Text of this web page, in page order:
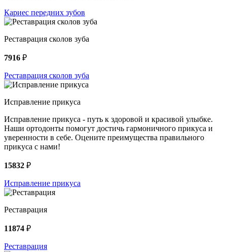
Кариес передних зубов
Реставрация сколов зуба
7916 ₽
Реставрация сколов зуба
Исправление прикуса
Исправление прикуса - путь к здоровой и красивой улыбке.
Наши ортодонты помогут достичь гармоничного прикуса и
уверенности в себе. Оцените преимущества правильного
прикуса с нами!
15832 ₽
Исправление прикуса
Реставрация
11874 ₽
Реставрация